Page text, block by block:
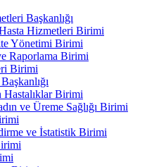
Başkanlığı
Hizmetleri Birimi
Yönetimi Birimi
Raporlama Birimi
Birimi
Hastalıklar Birimi
ve Üreme Sağlığı Birimi
ve İstatistik Birimi